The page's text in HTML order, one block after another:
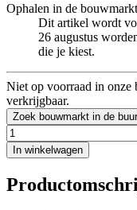
Ophalen in de bouwmarkt
Dit artikel wordt
26 augustus
die je kiest.
Niet op voorraad in onze
verkrijgbaar.
Zoek bouwmarkt in de
In winkelwagen